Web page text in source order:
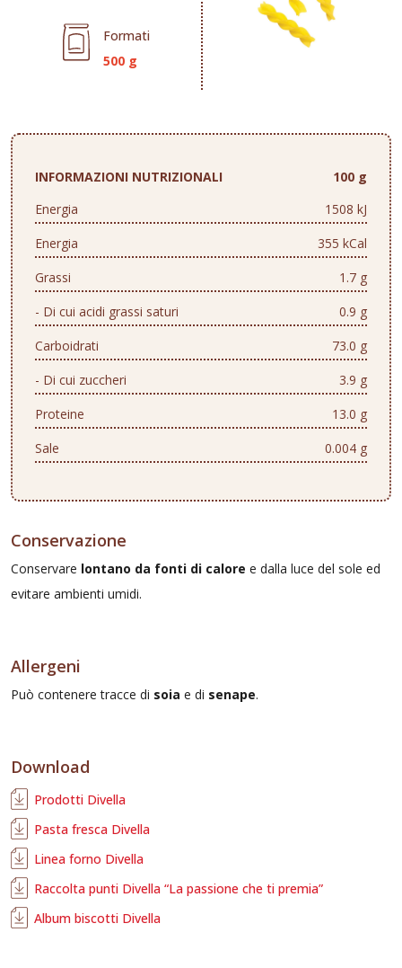
Formati
500 g
INFORMAZIONI NUTRIZIONALI
100 g
Energia
1508 kJ
Energia
355 kCal
Grassi
1.7 g
- Di cui acidi grassi saturi
0.9 g
Carboidrati
73.0 g
- Di cui zuccheri
3.9 g
Proteine
13.0 g
Sale
0.004 g
Conservazione
Conservare lontano da fonti di calore e dalla luce del sole ed
evitare ambienti umidi.
Allergeni
Può contenere tracce di soia e di senape.
Download
Prodotti Divella
Pasta fresca Divella
Linea forno Divella
Raccolta punti Divella “La passione che ti premia”
Album biscotti Divella